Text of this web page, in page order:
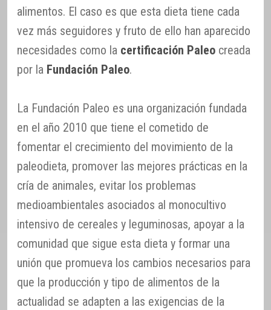
alimentos. El caso es que esta dieta tiene cada
vez más seguidores y fruto de ello han aparecido
necesidades como la certificación Paleo creada
por la Fundación Paleo.
La Fundación Paleo es una organización fundada
en el año 2010 que tiene el cometido de
fomentar el crecimiento del movimiento de la
paleodieta, promover las mejores prácticas en la
cría de animales, evitar los problemas
medioambientales asociados al monocultivo
intensivo de cereales y leguminosas, apoyar a la
comunidad que sigue esta dieta y formar una
unión que promueva los cambios necesarios para
que la producción y tipo de alimentos de la
actualidad se adapten a las exigencias de la